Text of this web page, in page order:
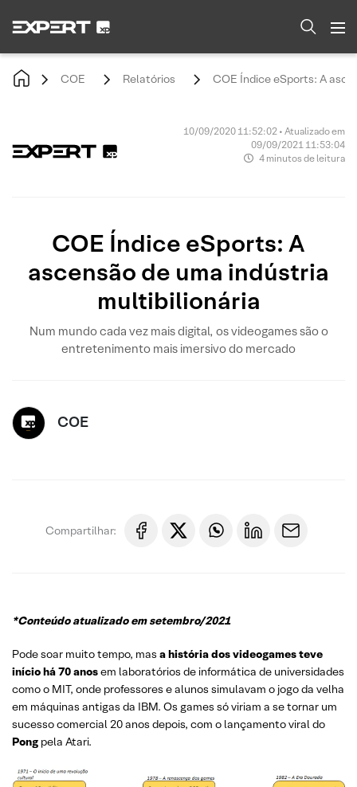
COE Relatórios COE Índice eSports: A
10/09/2020 11:52:02 • Atualizado em
09/09/2021 11:53:04
4 minutos de leitura
COE Índice eSports: A
ascensão de uma indústria
multibilionária
Num mundo cada vez mais digital, os videogames são o
entretenimento mais imersivo do mercado
COE
Compartilhar:
*Conteúdo atualizado em setembro/2021
Pode soar muito tempo, mas a história dos videogames teve
início há 70 anosem laboratórios de informática de universidades
como o MIT, onde professores e alunos simulavam o jogo da velha
em máquinas antigas da IBM. Os games só viriam a se tornar um
sucesso comercial 20 anos depois, com o lançamento viral do
Pong pela Atari.